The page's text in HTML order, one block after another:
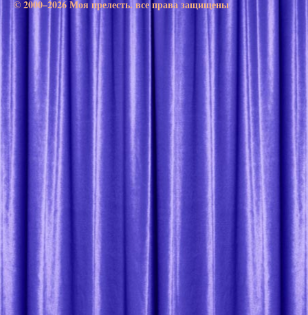
© 2000–2026 Моя прелесть. все права защищены